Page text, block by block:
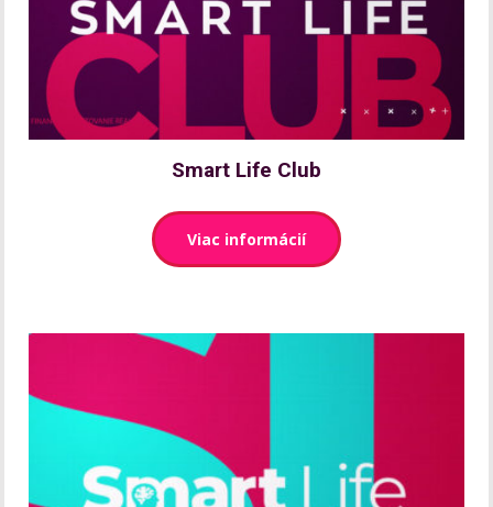
Smart Life Club
Viac informácií